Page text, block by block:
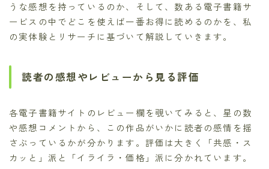
うな感想を持っているのか、そして、数ある電子書籍サ
ービスの中でどこを使えば一番お得に読めるのかを、私
の実体験とリサーチに基づいて解説していきます。
読者の感想やレビューから見る評価
各電子書籍サイトのレビュー欄を覗いてみると、星の数
や感想コメントから、この作品がいかに読者の感情を揺
さぶっているかが分かります。評価は大きく「共感・ス
カッと」派と「イライラ・価格」派に分かれています。